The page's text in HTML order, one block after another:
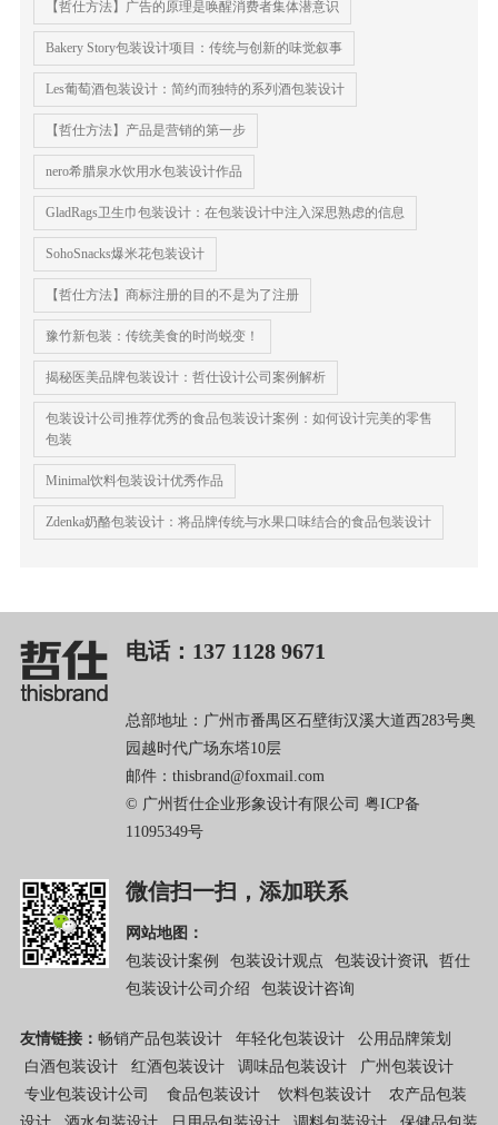
【哲仕方法】广告的原理是唤醒消费者集体潜意识
Bakery Story包装设计项目：传统与创新的味觉叙事
Les葡萄酒包装设计：简约而独特的系列酒包装设计
【哲仕方法】产品是营销的第一步
nero希腊泉水饮用水包装设计作品
GladRags卫生巾包装设计：在包装设计中注入深思熟虑的信息
SohoSnacks爆米花包装设计
【哲仕方法】商标注册的目的不是为了注册
豫竹新包装：传统美食的时尚蜕变！
揭秘医美品牌包装设计：哲仕设计公司案例解析
包装设计公司推荐优秀的食品包装设计案例：如何设计完美的零售
包装
Minimal饮料包装设计优秀作品
Zdenka奶酪包装设计：将品牌传统与水果口味结合的食品包装设计
电话：137 1128 9671
总部地址：广州市番禺区石壁街汉溪大道西283号奥
园越时代广场东塔10层
邮件：thisbrand@foxmail.com
© 广州哲仕企业形象设计有限公司 粤ICP备
11095349号
微信扫一扫，添加联系
网站地图：
包装设计案例
包装设计观点 包装设计资讯
哲仕
包装设计公司介绍
包装设计咨询
友情链接： 畅销产品包装设计 年轻化包装设计
公用品牌策划
白酒包装设计
红酒包装设计 调味品包装设计
广州包装设计
专业包装设计公司
食品包装设计 饮料包装设计
农产品包装